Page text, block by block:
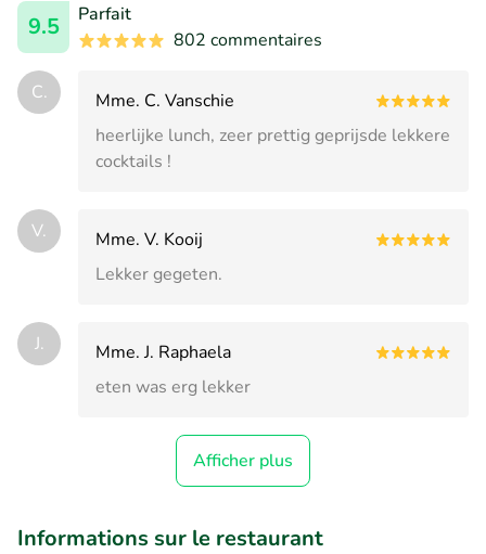
9.5
Parfait
802 commentaires
C.
Mme. C. Vanschie
heerlijke lunch, zeer prettig geprijsde lekkere
cocktails !
V.
Mme. V. Kooij
Lekker gegeten.
J.
Mme. J. Raphaela
eten was erg lekker
Afficher plus
Informations sur le restaurant